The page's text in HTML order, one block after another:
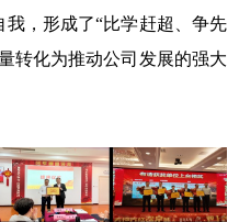
，形成了“比学赶超、争先
转化为推动公司发展的强大